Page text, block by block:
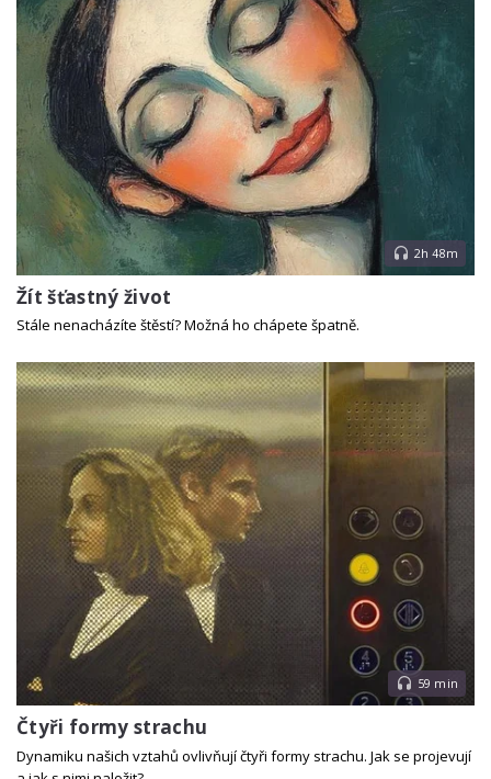
2h 48m
Žít šťastný život
Stále nenacházíte štěstí? Možná ho chápete špatně.
59 min
Čtyři formy strachu
Dynamiku našich vztahů ovlivňují čtyři formy strachu. Jak se projevují